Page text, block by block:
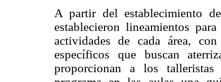
A partir del establecimiento
establecieron lineamientos
actividades de cada área,
específicos que buscan
proporcionan a los